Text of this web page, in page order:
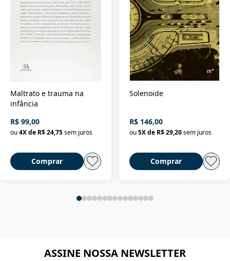
Maltrato e trauma na
infância
R$ 99,00
ou4X de R$ 24,75sem juros
Comprar
Solenoide
R$ 146,00
ou 5X de R$ 29,20 sem juros
Comprar
ASSINE NOSSA NEWSLETTER